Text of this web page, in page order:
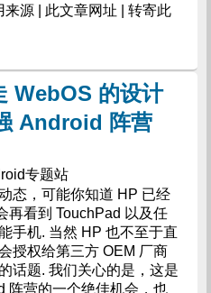
源 | 此文章网址 | 转寄此
WebOS 的设计
Android 阵营
专题站
态，可能你知道 HP 已经
再看到 TouchPad 以及任
手机. 当然 HP 也不至于直
授权给第三方 OEM 厂商
话题. 我们关心的是，这是
阵营的一个绝佳机会，也